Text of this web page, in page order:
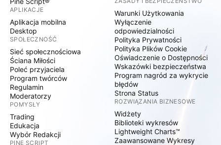
APLIKACJE
Aplikacja mobilna
Desktop
SPOŁECZNOŚĆ
Sieć społecznościowa
Ściana Miłości
Poleć przyjaciela
Program twórców
Regulamin
Moderatorzy
POMYSŁY
Trading
Edukacja
Wybór Redakcji
PINE SCRIPT
Warunki Użytkowania
Wyłączenie
odpowiedzialności
Polityka Prywatności
Polityka Plików Cookie
Oświadczenie o Dostępności
Wskazówki bezpieczeństwa
Program nagród za wykrycie
błędów
Strona Status
ROZWIĄZANIA BIZNESOWE
Widżety
Biblioteki wykresów
Lightweight Charts™
Zaawansowane Wykresy